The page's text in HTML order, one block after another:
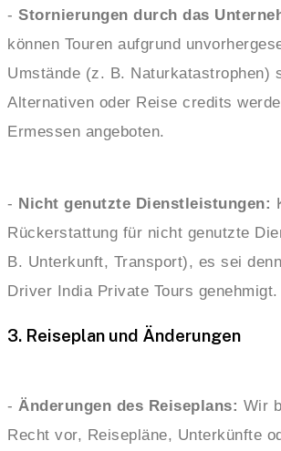
-Stornierungen durch das
können Touren aufgrund
Umstände (z. B. Naturkatastrophen)
Alternativen oder Reise credits
Ermessen angeboten.
- Nicht genutzte Dienstleistungen:
Rückerstattung für nicht genutzte
B. Unterkunft, Transport), es sei
Driver India Private Tours genehmigt.
3. Reiseplan und Änderungen
- Änderungen des Reiseplans: Wir
Recht vor, Reisepläne, Unterkünfte